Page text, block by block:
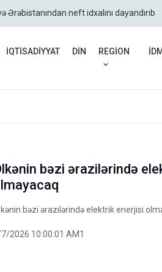
Ərəbistanından neft idxalını dayandırıb
İQTİSADİYYAT DİN REGİON
bəzi ərazilərində
bəzi ərazilərində elektrik enerjisi
2026 10:00:01 AM1